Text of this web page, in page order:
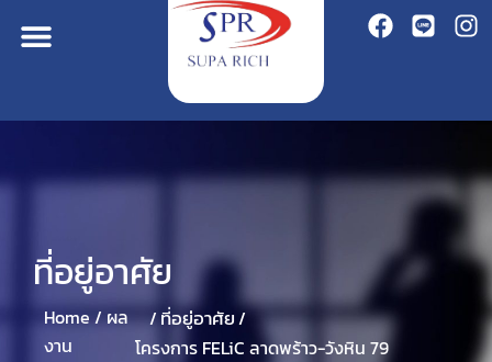
ที่อยู่อาศัย
Home / ผล
งาน
/ ที่อยู่อาศัย/
โครงการ FELiC ลาดพร้าว-วังหิน 79